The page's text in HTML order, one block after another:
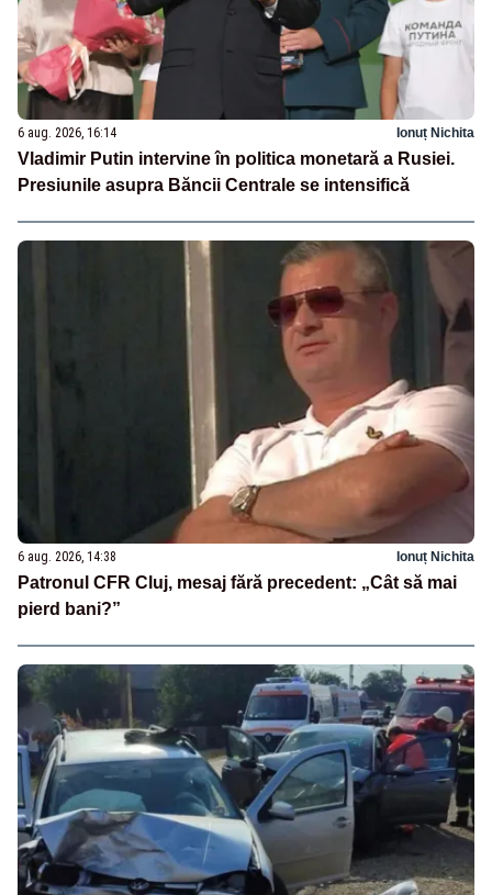
6 aug. 2026, 16:14 Ionuț Nichita
Vladimir Putin intervine în politica monetară a Rusiei.
Presiunile asupra Băncii Centrale se intensifică
6 aug. 2026, 14:38 Ionuț Nichita
Patronul CFR Cluj, mesaj fără precedent: „Cât să mai
pierd bani?”